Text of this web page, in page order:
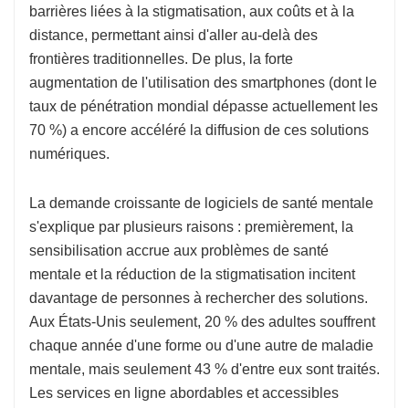
barrières liées à la stigmatisation, aux coûts et à la
distance, permettant ainsi d'aller au-delà des
frontières traditionnelles. De plus, la forte
augmentation de l'utilisation des smartphones (dont le
taux de pénétration mondial dépasse actuellement les
70 %) a encore accéléré la diffusion de ces solutions
numériques.
La demande croissante de logiciels de santé mentale
s'explique par plusieurs raisons : premièrement, la
sensibilisation accrue aux problèmes de santé
mentale et la réduction de la stigmatisation incitent
davantage de personnes à rechercher des solutions.
Aux États-Unis seulement, 20 % des adultes souffrent
chaque année d'une forme ou d'une autre de maladie
mentale, mais seulement 43 % d'entre eux sont traités.
Les services en ligne abordables et accessibles